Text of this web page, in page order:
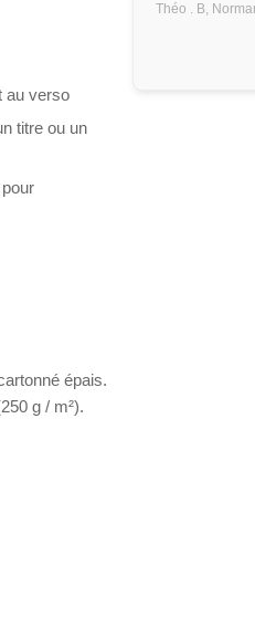
Théo . B,
au verso
titre ou un
épais.
g / m²).